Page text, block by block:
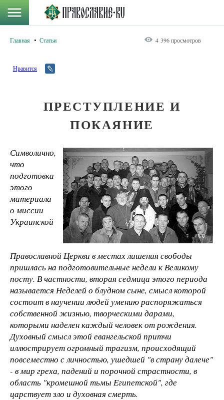
Главная Статьи 4 396 просмотров
Нравится
ПРЕСТУПЛЕНИЕ И
ПОКАЯНИЕ
Символично,
что
подготовка
этого
материала
о миссии
Украинской
Православной Церкви в местах лишения свободы
пришлась на подготовительные недели к Великому
посту. В частности, вторая седмица этого периода
называется Неделей о блудном сыне, смысл которой
состоит в научении людей умению распоряжаться
собственной жизнью, творческими дарами,
которыми наделен каждый человек от рождения.
Духовный смысл этой евангельской притчи
иллюстрирует огромный трагизм, происходящий
повсеместно с личностью, ушедшей "в страну далече"
- в мир греха, падений и порочной страстности, в
область "кромешной тьмы Египетской", где
царствует зло и духовная смерть.